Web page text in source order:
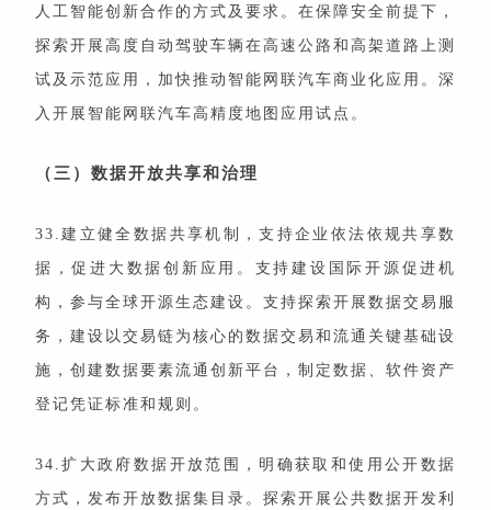
人工智能创新合作的方式及要求。在保障安全前提下，
探索开展高度自动驾驶车辆在高速公路和高架道路上测
试及示范应用，加快推动智能网联汽车商业化应用。深
入开展智能网联汽车高精度地图应用试点。
（三）数据开放共享和治理
33.建立健全数据共享机制，支持企业依法依规共享数
据，促进大数据创新应用。支持建设国际开源促进机
构，参与全球开源生态建设。支持探索开展数据交易服
务，建设以交易链为核心的数据交易和流通关键基础设
施，创建数据要素流通创新平台，制定数据、软件资产
登记凭证标准和规则。
34.扩大政府数据开放范围，明确获取和使用公开数据
方式，发布开放数据集目录。探索开展公共数据开发利